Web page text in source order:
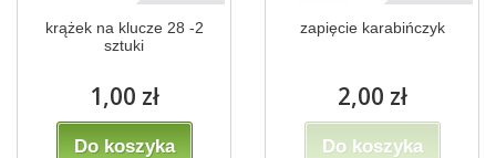
krążek na klucze 28 -2
sztuki
1,00 zł
Do koszyka
zapięcie karabińczyk
2,00 zł
Do koszyka